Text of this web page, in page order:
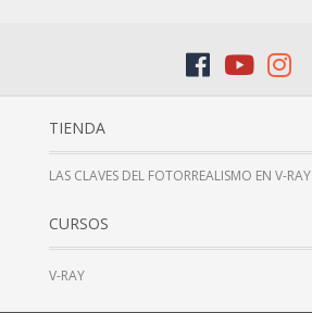
TIENDA
LAS CLAVES DEL FOTORREALISMO EN V-RAY
CURSOS
V-RAY